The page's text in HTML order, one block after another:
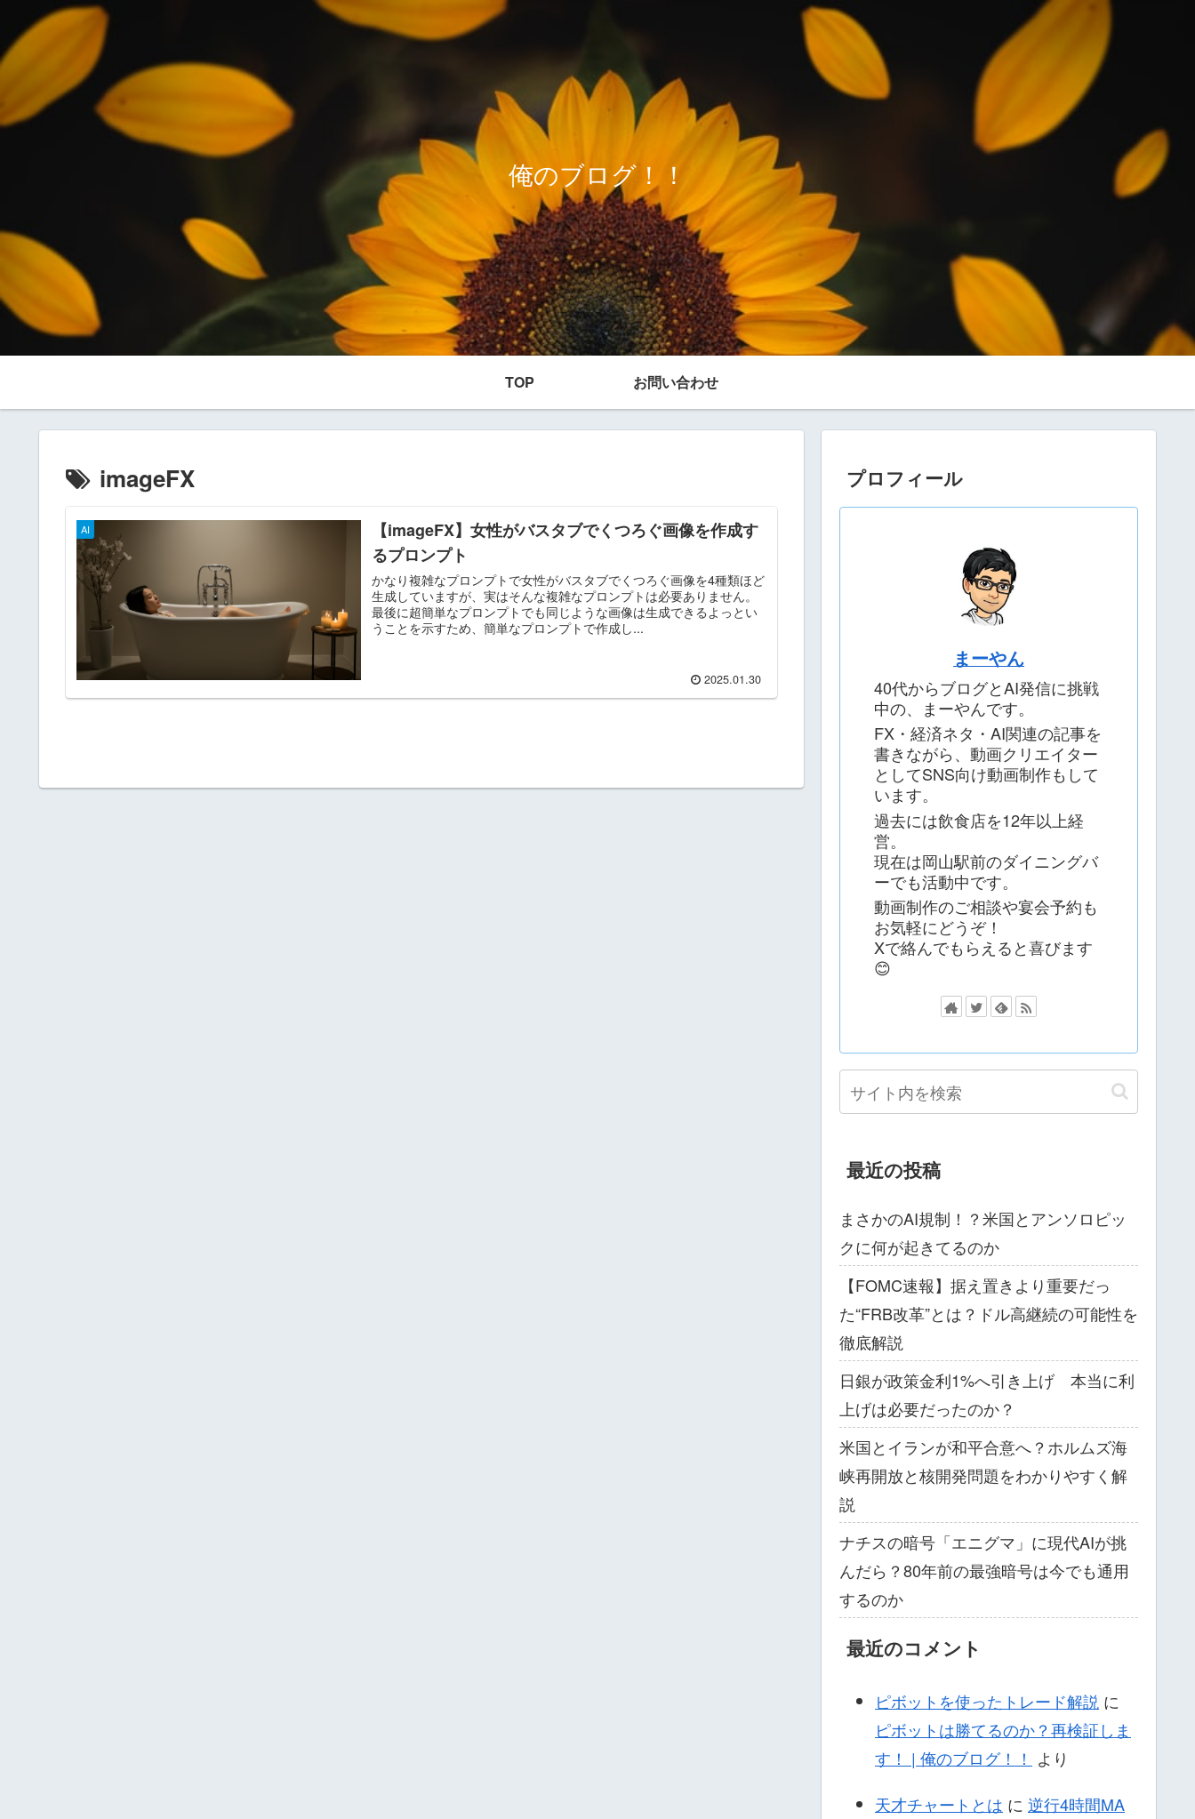
俺のブログ！！
TOP お問い合わせ
imageFX
AI
【imageFX】女性がバスタブでくつろぐ画像を作成す
るプロンプト
かなり複雑なプロンプトで女性がバスタブでくつろぐ画像を4種類ほど
生成していますが、実はそんな複雑なプロンプトは必要ありません。
最後に超簡単なプロンプトでも同じような画像は生成できるよっとい
うことを示すため、簡単なプロンプトで作成し...
2025.01.30
プロフィール
まーやん
40代からブログとAI発信に挑戦
中の、まーやんです。
FX・経済ネタ・AI関連の記事を
書きながら、動画クリエイター
としてSNS向け動画制作もして
います。
過去には飲食店を12年以上経
営。
現在は岡山駅前のダイニングバ
ーでも活動中です。
動画制作のご相談や宴会予約も
お気軽にどうぞ！
Xで絡んでもらえると喜びます
😊
最近の投稿
まさかのAI規制！？米国とアンソロピッ
クに何が起きてるのか
【FOMC速報】据え置きより重要だっ
た“FRB改革”とは？ドル高継続の可能性を
徹底解説
日銀が政策金利1%へ引き上げ 本当に利
上げは必要だったのか？
米国とイランが和平合意へ？ホルムズ海
峡再開放と核開発問題をわかりやすく解
説
ナチスの暗号「エニグマ」に現代AIが挑
んだら？80年前の最強暗号は今でも通用
するのか
最近のコメント
ピボットを使ったトレード解説 に
ピボットは勝てるのか？再検証しま
す！ | 俺のブログ！！ より
天才チャートとは に 逆行4時間MA